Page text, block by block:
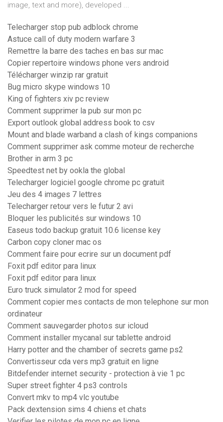
image, text and more), developed ...
Telecharger stop pub adblock chrome
Astuce call of duty modern warfare 3
Remettre la barre des taches en bas sur mac
Copier repertoire windows phone vers android
Télécharger winzip rar gratuit
Bug micro skype windows 10
King of fighters xiv pc review
Comment supprimer la pub sur mon pc
Export outlook global address book to csv
Mount and blade warband a clash of kings companions
Comment supprimer ask comme moteur de recherche
Brother in arm 3 pc
Speedtest net by ookla the global
Telecharger logiciel google chrome pc gratuit
Jeu des 4 images 7 lettres
Telecharger retour vers le futur 2 avi
Bloquer les publicités sur windows 10
Easeus todo backup gratuit 10.6 license key
Carbon copy cloner mac os
Comment faire pour ecrire sur un document pdf
Foxit pdf editor para linux
Foxit pdf editor para linux
Euro truck simulator 2 mod for speed
Comment copier mes contacts de mon telephone sur mon
ordinateur
Comment sauvegarder photos sur icloud
Comment installer mycanal sur tablette android
Harry potter and the chamber of secrets game ps2
Convertisseur cda vers mp3 gratuit en ligne
Bitdefender internet security - protection à vie 1 pc
Super street fighter 4 ps3 controls
Convert mkv to mp4 vlc youtube
Pack dextension sims 4 chiens et chats